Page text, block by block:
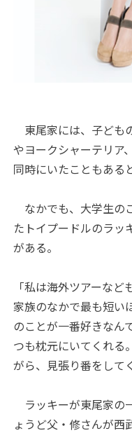
東尾家には、子ども
やヨークシャーテリ
同時にいたこともある
なかでも、大学生の
たトイプードルのラッ
がある。
「私は海外ツアーな
家族のなかで最も短い
のことが一番好きなん
つも枕元にいてくれる
がら、見張り番をして
ラッキーが東尾家の
ょうど父・修さんが西